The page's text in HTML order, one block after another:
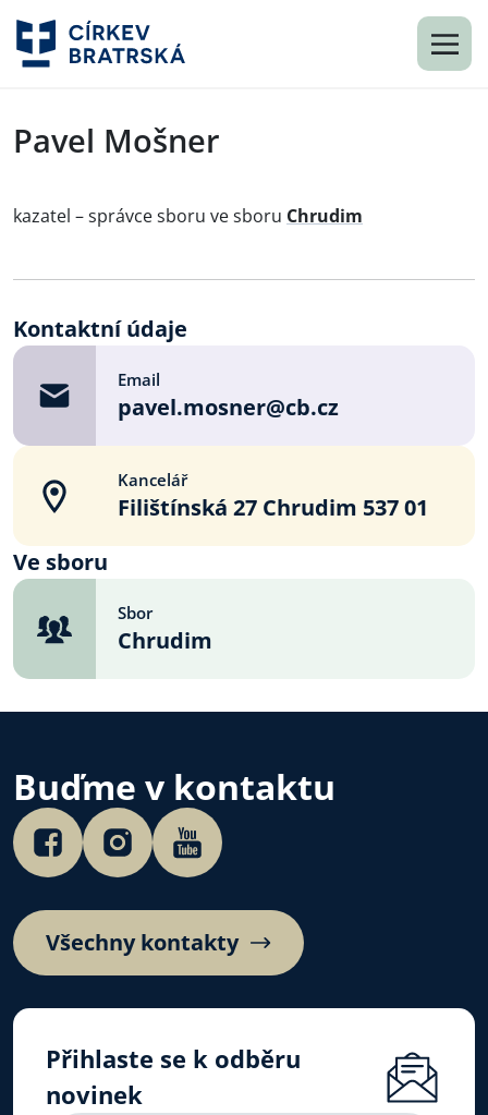
Pavel Mošner
kazatel – správce sboru ve sboru Chrudim
Kontaktní údaje
Email
pavel.mosner@cb.cz
Kancelář
Filištínská 27 Chrudim 537 01
Ve sboru
Sbor
Chrudim
Buďme v kontaktu
Všechny kontakty
Přihlaste se k odběru
novinek